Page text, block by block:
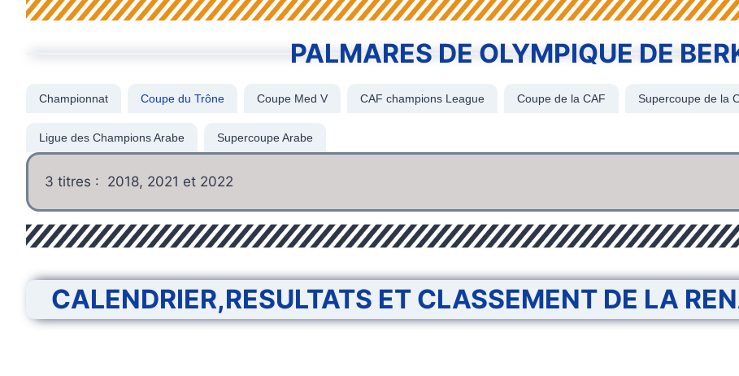
PALMARES DE OLYMPIQUE DE
Championnat Coupe du Trône Coupe Med V CAF champions League Coupe de la CAF Supercoupe de la
Ligue des Champions Arabe Supercoupe Arabe
3 titres : 2018, 2021 et 2022
CALENDRIER,RESULTATS ET CLASSEMENT DE LA